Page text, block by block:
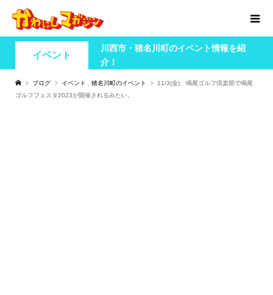
イベント
川西市・猪名川町のイベント情報を紹
介！
ブログ イベント 猪名川町のイベント
11/3(金)、鳴尾ゴルフ倶楽部で鳴尾
ゴルフフェスタ2023が開催されるみたい。